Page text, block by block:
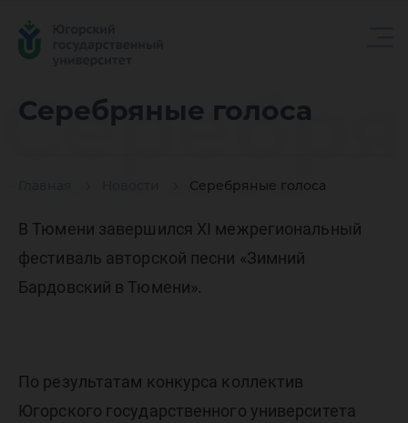
Серебряные голоса
Серебряные голоса
голоса
В Тюмени завершился XI межрегиональный
фестиваль авторской песни «Зимний
Бардовский в Тюмени».
По результатам конкурса коллектив
Югорского государственного университета